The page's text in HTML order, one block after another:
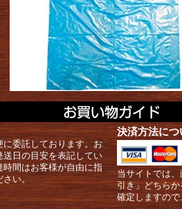
委託しております。お
日の目安を表記してい
時間はお客様が自由に指
い。
決済方法につ
当サイトでは
引き」どちら
確定しますの